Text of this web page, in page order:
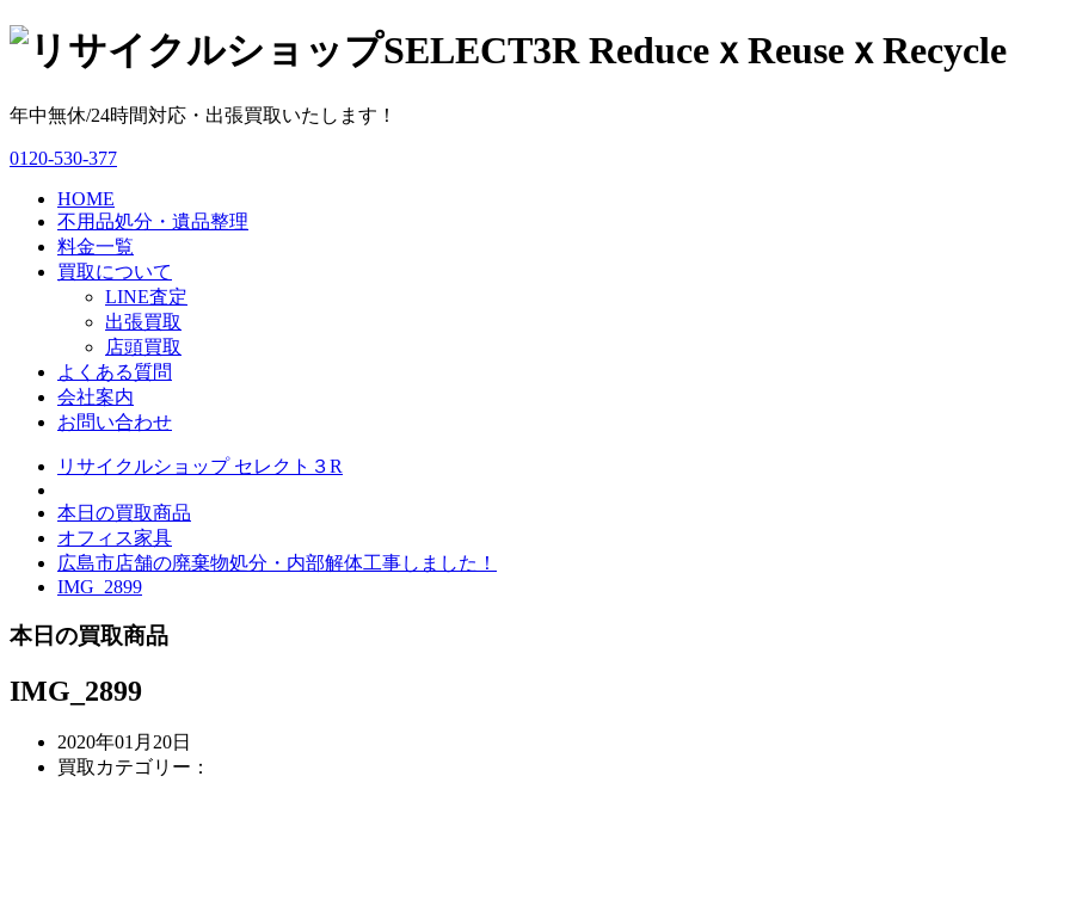
年中無休/24時間対応・出張買取いたします！
0120-530-377
HOME
不用品処分・遺品整理
料金一覧
買取について
LINE査定
出張買取
店頭買取
よくある質問
会社案内
お問い合わせ
リサイクルショップ セレクト３R
本日の買取商品
オフィス家具
広島市店舗の廃棄物処分・内部解体工事しました！
IMG_2899
本日の買取商品
IMG_2899
2020年01月20日
買取カテゴリー：